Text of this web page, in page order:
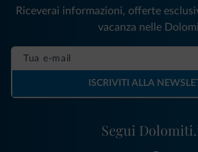
Segui
Riceverai informazioni, offerte
vacanza nelle
ISCRIVITI ALLA